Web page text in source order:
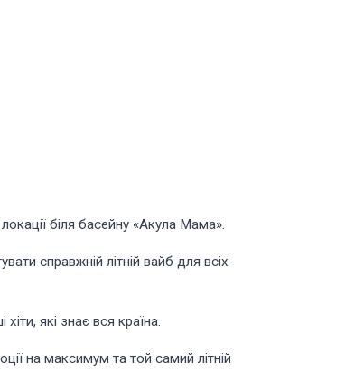
біля басейну «Акула Мама».
справжній літній вайб для всіх
які знає вся країна.
на максимум та той самий літній